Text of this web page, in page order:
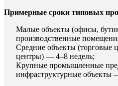
Примерные сроки типовых
Малые объекты (офисы,
производственные
Средние объекты (торговые
центры) — 4–8 недель;
Крупные промышленные
инфраструктурные объекты